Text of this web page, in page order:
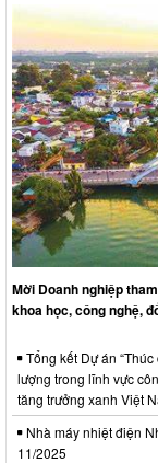
Mời Doanh nghiệp
khoa học, công nghệ,
Tổng kết Dự án
lượng trong lĩnh vực
tăng trưởng xanh Việt
Nhà máy nhiệt điện
11/2025